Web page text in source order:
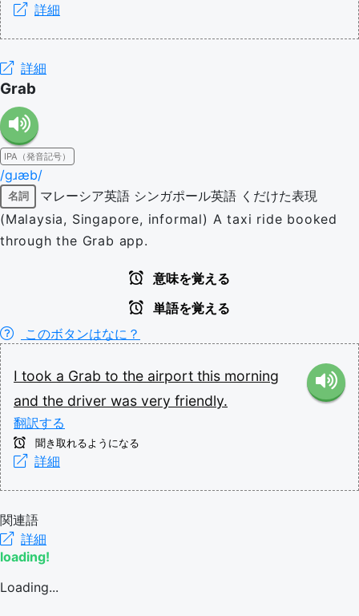
詳細
詳細
Grab
IPA（発音記号）
/ɡɹæb/
名詞 マレーシア英語 シンガポール英語 くだけた表現
(Malaysia, Singapore, informal) A taxi ride booked
through the Grab app.
意味を覚える
単語を覚える
このボタンはなに？
I took a Grab to the airport this morning
and the driver was very friendly.
翻訳する
聞き取れるようになる
詳細
関連語
詳細
loading!
Loading...